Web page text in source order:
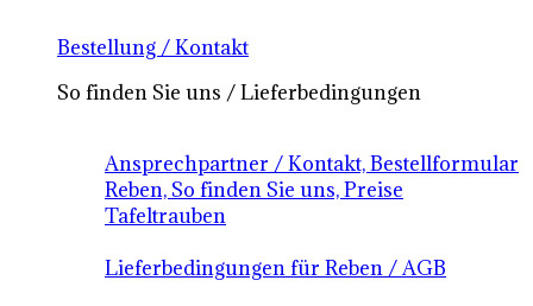
Bestellung / Kontakt
So finden Sie uns / Lieferbedingungen
Ansprechpartner / Kontakt, Bestellformular
Reben, So finden Sie uns, Preise
Tafeltrauben
Lieferbedingungen für Reben / AGB